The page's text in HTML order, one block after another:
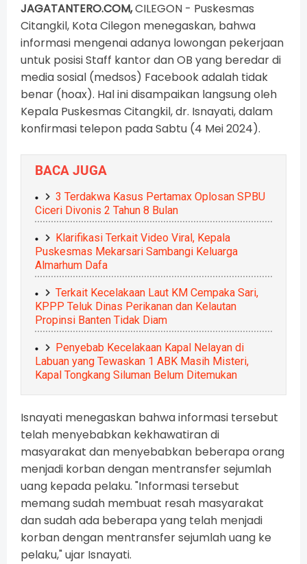
JAGATANTERO.COM,CILEGON - Puskesmas
Citangkil, Kota Cilegon menegaskan, bahwa
informasi mengenai adanya lowongan pekerjaan
untuk posisi Staff kantor dan OB yang beredar di
media sosial (medsos) Facebook adalah tidak
benar (hoax). Hal ini disampaikan langsung oleh
Kepala Puskesmas Citangkil, dr. Isnayati, dalam
konfirmasi telepon pada Sabtu (4 Mei 2024).
BACA JUGA
3 Terdakwa Kasus Pertamax Oplosan SPBU
Ciceri Divonis 2 Tahun 8 Bulan
Klarifikasi Terkait Video Viral, Kepala
Puskesmas Mekarsari Sambangi Keluarga
Almarhum Dafa
Terkait Kecelakaan Laut KM Cempaka Sari,
KPPP Teluk Dinas Perikanan dan Kelautan
Propinsi Banten Tidak Diam
Penyebab Kecelakaan Kapal Nelayan di
Labuan yang Tewaskan 1 ABK Masih Misteri,
Kapal Tongkang Siluman Belum Ditemukan
Isnayati menegaskan bahwa informasi tersebut
telah menyebabkan kekhawatiran di
masyarakat dan menyebabkan beberapa orang
menjadi korban dengan mentransfer sejumlah
uang kepada pelaku. "Informasi tersebut
memang sudah membuat resah masyarakat
dan sudah ada beberapa yang telah menjadi
korban dengan mentransfer sejumlah uang ke
pelaku," ujar Isnayati.